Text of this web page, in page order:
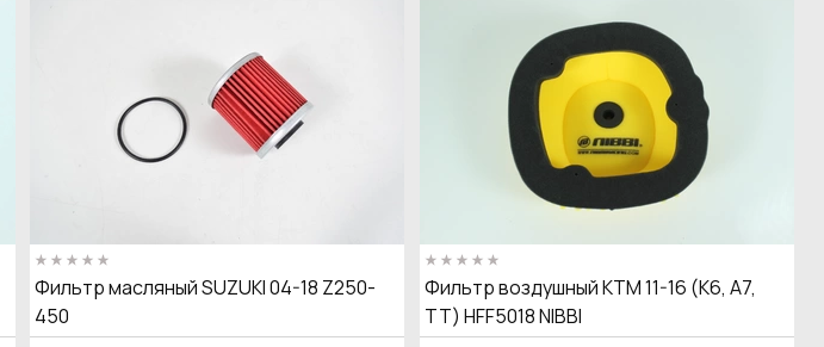
Фильтр масляный SUZUKI 04-18 Z250-
450
Фильтр воздушный КТМ 11-16 (K6, A7,
TT) HFF5018 NIBBI